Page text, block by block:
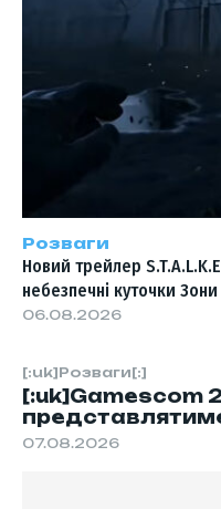
[:uk]Розваги[:]
[:uk]Gamescom
07.08.2026
Розваги
Новий трейлер
небезпечні куточки Зони
06.08.2026